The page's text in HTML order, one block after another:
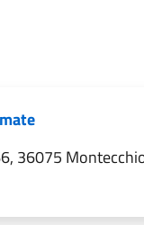
36075